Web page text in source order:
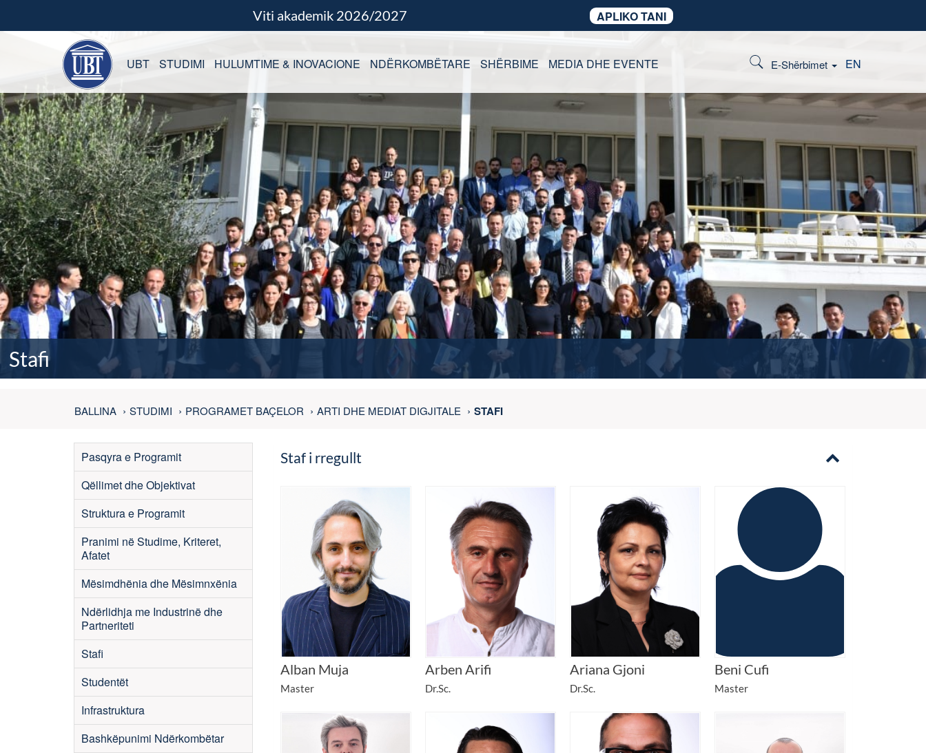
Viti akademik 2026/2027 APLIKO TANI
E-Shërbimet EN
UBT STUDIMI HULUMTIME & INOVACIONE NDËRKOMBËTARE SHËRBIME MEDIA DHE EVENTE
Stafi
BALLINA STUDIMI PROGRAMET BAÇELOR ARTI DHE MEDIAT DIGJITALE STAFI
Pasqyra e Programit
Qëllimet dhe Objektivat
Struktura e Programit
Pranimi në Studime, Kriteret,
Afatet
Mësimdhënia dhe Mësimnxënia
Ndërlidhja me Industrinë dhe
Partneriteti
Stafi
Studentët
Infrastruktura
Bashkëpunimi Ndërkombëtar
Staf i rregullt
Alban Muja
Master
Arben Arifi
Dr.Sc.
Ariana Gjoni
Dr.Sc.
Beni Cufi
Master